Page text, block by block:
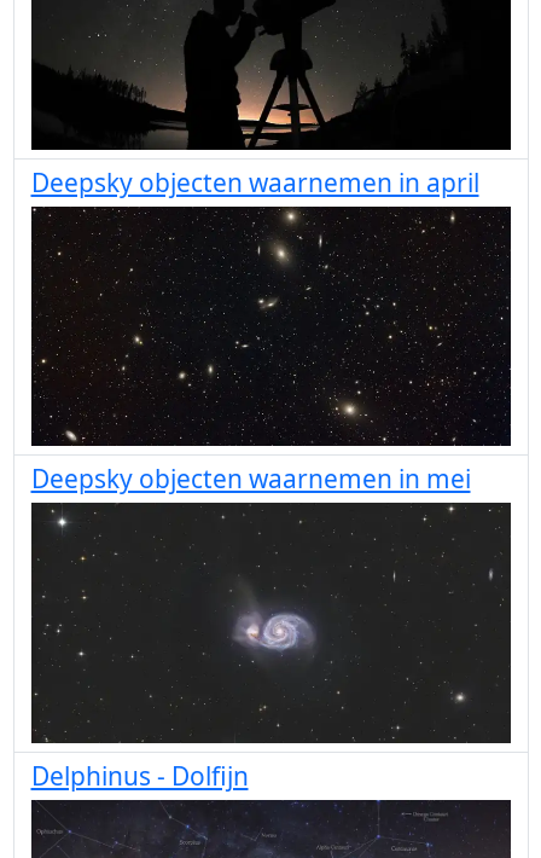
Deepsky objecten waarnemen in april
Deepsky objecten waarnemen in mei
Delphinus - Dolfijn